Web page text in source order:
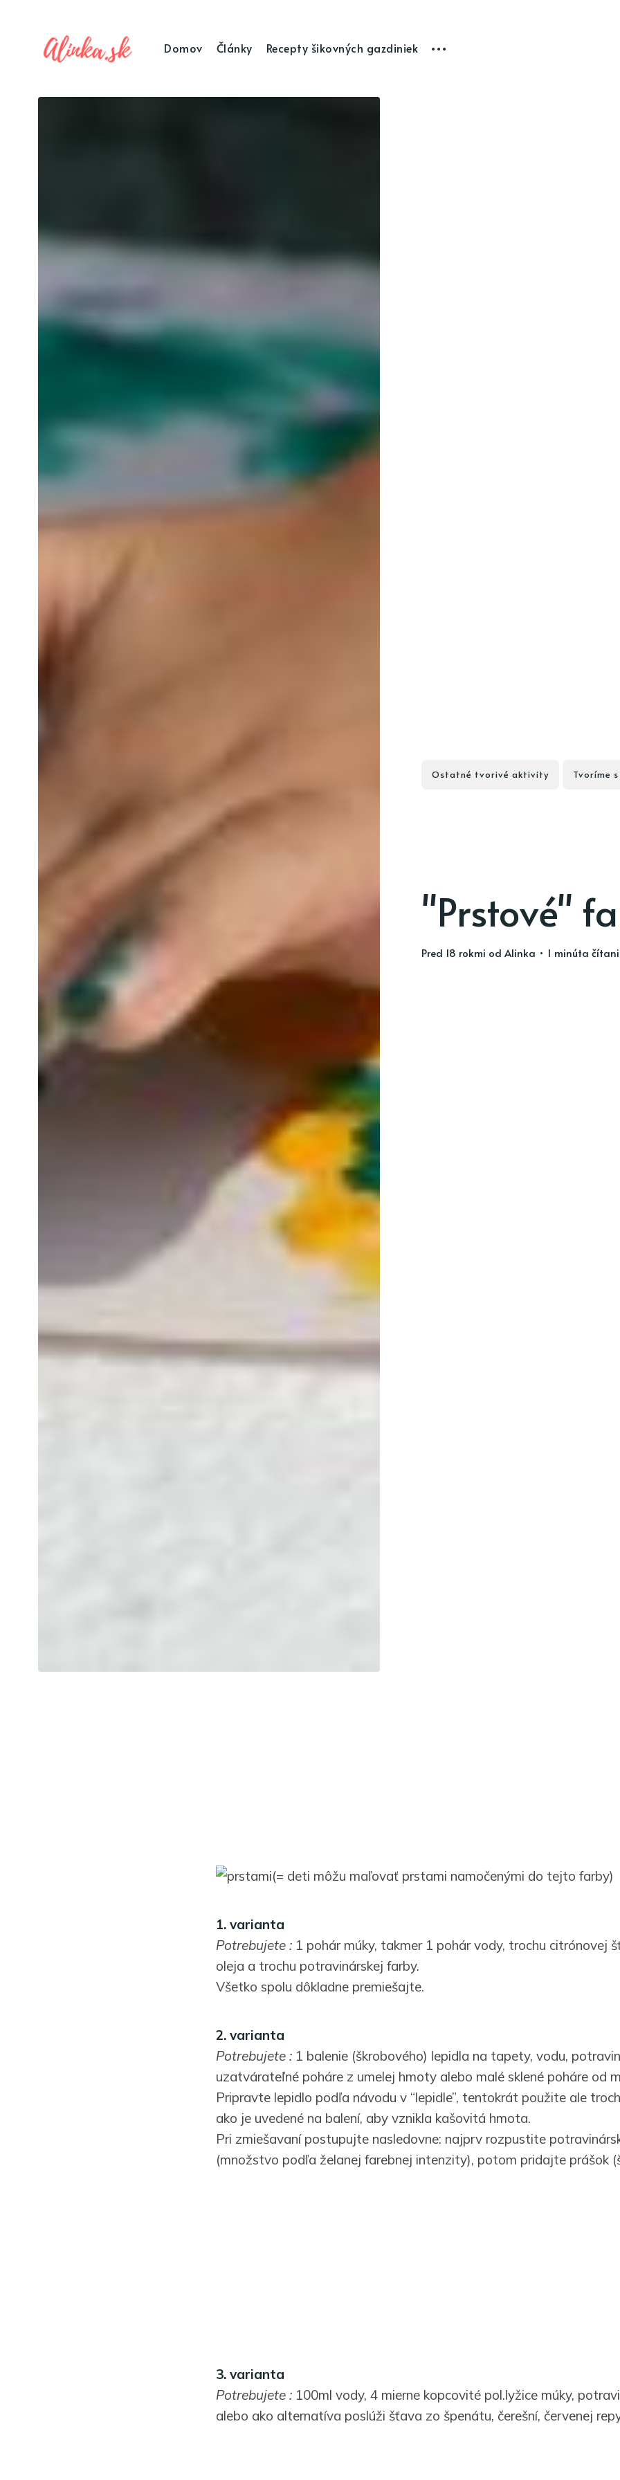
Domov Články Recepty šikovných gazdiniek
Ostatné tvorivé aktivity Tvoríme
"Prstové"
pred 18 rokmi od Alinka • 1 minúta
(= deti môžu maľovať prstami namočenými do tejto farby)
1. varianta
Potrebujete : 1 pohár múky, takmer 1 pohár vody, trochu citrónovej
oleja a trochu potravinárskej farby.
Všetko spolu dôkladne premiešajte.
2. varianta
Potrebujete : 1 balenie (škrobového) lepidla na tapety, vodu,
uzatvárateľné poháre z umelej hmoty alebo malé sklené poháre od
Pripravte lepidlo podľa návodu v “lepidle”, tentokrát použite ale
ako je uvedené na balení, aby vznikla kašovitá hmota.
Pri zmiešavaní postupujte nasledovne: najprv rozpustite
(množstvo podľa želanej farebnej intenzity), potom pridajte prášok
3. varianta
Potrebujete : 100ml vody, 4 mierne kopcovité pol.lyžice múky,
alebo ako alternatíva poslúži šťava zo špenátu, čerešní, červenej